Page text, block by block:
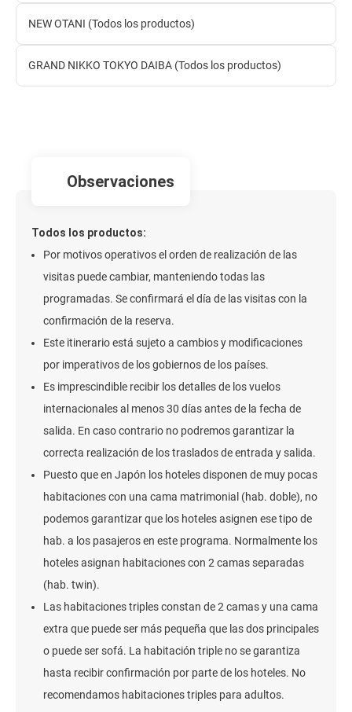
NEW OTANI (Todos los productos)
GRAND NIKKO TOKYO DAIBA (Todos los productos)
observaciones
Todos los productos:
Por motivos operativos el orden de realización de las
visitas puede cambiar, manteniendo todas las
programadas. Se confirmará el día de las visitas con la
confirmación de la reserva.
Este itinerario está sujeto a cambios y modificaciones
por imperativos de los gobiernos de los países.
Es imprescindible recibir los detalles de los vuelos
internacionales al menos 30 días antes de la fecha de
salida. En caso contrario no podremos garantizar la
correcta realización de los traslados de entrada y salida.
Puesto que en Japón los hoteles disponen de muy pocas
habitaciones con una cama matrimonial (hab. doble), no
podemos garantizar que los hoteles asignen ese tipo de
hab. a los pasajeros en este programa. Normalmente los
hoteles asignan habitaciones con 2 camas separadas
(hab. twin).
Las habitaciones triples constan de 2 camas y una cama
extra que puede ser más pequeña que las dos principales
o puede ser sofá. La habitación triple no se garantiza
hasta recibir confirmación por parte de los hoteles. No
recomendamos habitaciones triples para adultos.